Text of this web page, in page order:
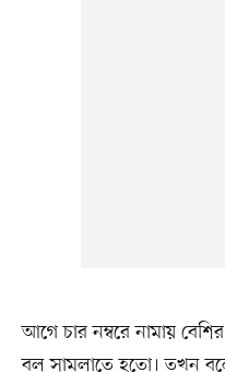
আগে চার নম্বরে নামায়
বল সামলাতে হতো। তখন